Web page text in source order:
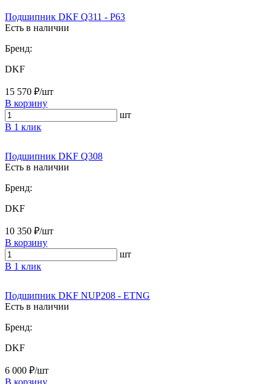
Подшипник DKF Q311 - P63
Есть в наличии
Бренд:
DKF
15 570 ₽/шт
В корзину
шт
В 1 клик
Подшипник DKF Q308
Есть в наличии
Бренд:
DKF
10 350 ₽/шт
В корзину
шт
В 1 клик
Подшипник DKF NUP208 - ETNG
Есть в наличии
Бренд:
DKF
6 000 ₽/шт
В корзину